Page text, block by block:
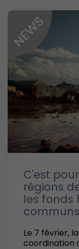
C'est
régions
les fonds
Le 7 février,
coordination